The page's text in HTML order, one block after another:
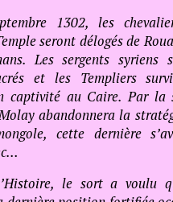
1302, les
seront délogés de
Les sergents syriens
et les Templiers
captivité au Caire. Par la
abandonnera la
cette dernière
le sort a voulu